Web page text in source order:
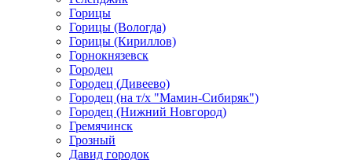
Горицы
Горицы (Вологда)
Горицы (Кириллов)
Горнокнязевск
Городец
Городец (Дивеево)
Городец (на т/х "Мамин-Сибиряк")
Городец (Нижний Новгород)
Гремячинск
Грозный
Давид городок